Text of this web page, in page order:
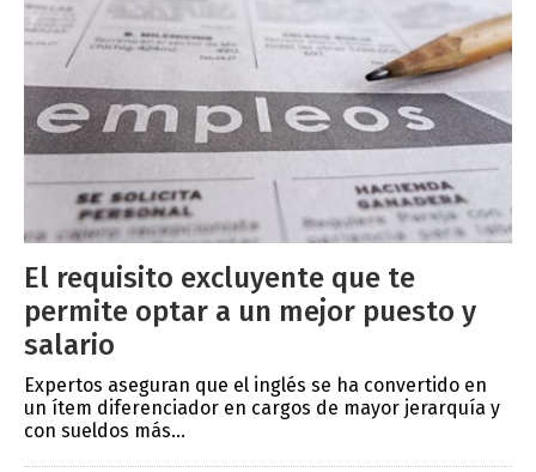
El requisito excluyente que te
permite optar a un mejor puesto y
salario
Expertos aseguran que el inglés se ha convertido en
un ítem diferenciador en cargos de mayor jerarquía y
con sueldos más...